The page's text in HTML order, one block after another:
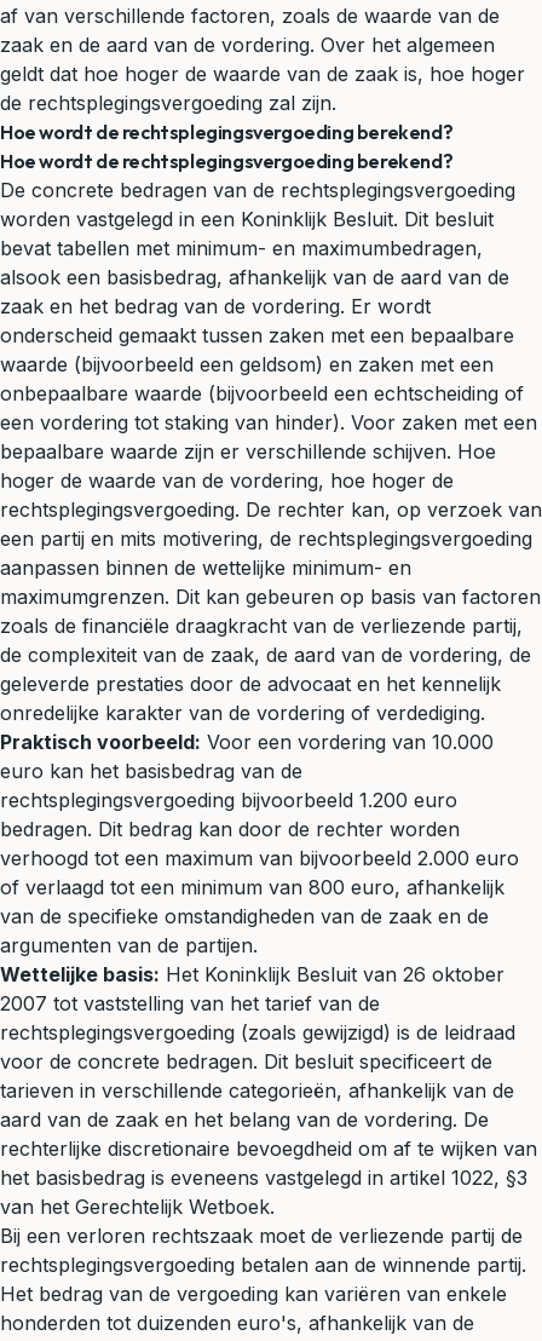
af van verschillende factoren, zoals de waarde van de
zaak en de aard van de vordering. Over het algemeen
geldt dat hoe hoger de waarde van de zaak is, hoe hoger
de rechtsplegingsvergoeding zal zijn.
Hoe wordt de rechtsplegingsvergoeding berekend?
Hoe wordt de rechtsplegingsvergoeding berekend?
De concrete bedragen van de rechtsplegingsvergoeding
worden vastgelegd in een Koninklijk Besluit. Dit besluit
bevat tabellen met minimum- en maximumbedragen,
alsook een basisbedrag, afhankelijk van de aard van de
zaak en het bedrag van de vordering. Er wordt
onderscheid gemaakt tussen zaken met een bepaalbare
waarde (bijvoorbeeld een geldsom) en zaken met een
onbepaalbare waarde (bijvoorbeeld een echtscheiding of
een vordering tot staking van hinder). Voor zaken met een
bepaalbare waarde zijn er verschillende schijven. Hoe
hoger de waarde van de vordering, hoe hoger de
rechtsplegingsvergoeding. De rechter kan, op verzoek van
een partij en mits motivering, de rechtsplegingsvergoeding
aanpassen binnen de wettelijke minimum- en
maximumgrenzen. Dit kan gebeuren op basis van factoren
zoals de financiële draagkracht van de verliezende partij,
de complexiteit van de zaak, de aard van de vordering, de
geleverde prestaties door de advocaat en het kennelijk
onredelijke karakter van de vordering of verdediging.
Praktisch voorbeeld: Voor een vordering van 10.000
euro kan het basisbedrag van de
rechtsplegingsvergoeding bijvoorbeeld 1.200 euro
bedragen. Dit bedrag kan door de rechter worden
verhoogd tot een maximum van bijvoorbeeld 2.000 euro
of verlaagd tot een minimum van 800 euro, afhankelijk
van de specifieke omstandigheden van de zaak en de
argumenten van de partijen.
Wettelijke basis: Het Koninklijk Besluit van 26 oktober
2007 tot vaststelling van het tarief van de
rechtsplegingsvergoeding (zoals gewijzigd) is de leidraad
voor de concrete bedragen. Dit besluit specificeert de
tarieven in verschillende categorieën, afhankelijk van de
aard van de zaak en het belang van de vordering. De
rechterlijke discretionaire bevoegdheid om af te wijken van
het basisbedrag is eveneens vastgelegd in artikel 1022, §3
van het Gerechtelijk Wetboek.
Bij een verloren rechtszaak moet de verliezende partij de
rechtsplegingsvergoeding betalen aan de winnende partij.
Het bedrag van de vergoeding kan variëren van enkele
honderden tot duizenden euro's, afhankelijk van de